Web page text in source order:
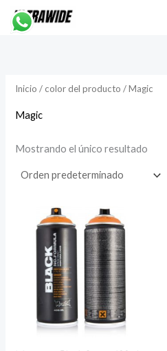
Inicio / color del producto / Magic
Magic
Mostrando el único resultado